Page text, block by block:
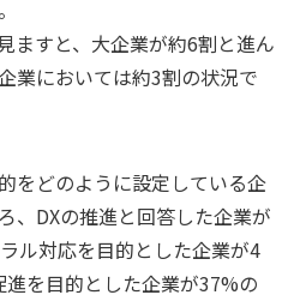
ますと、大企業が約6割と進ん
業においては約3割の状況で
をどのように設定している企
、DXの推進と回答した企業が
ル対応を目的とした企業が4
を目的とした企業が37%の